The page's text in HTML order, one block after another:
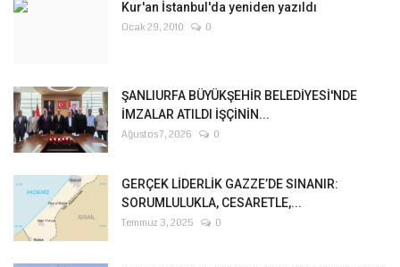
Kur'an İstanbul'da yeniden yazıldı
Ocak 29, 2010 0
ŞANLIURFA BÜYÜKŞEHİR BELEDİYESİ'NDE
İMZALAR ATILDI İŞÇİNİN...
Ağustos 7, 2026 0
GERÇEK LİDERLİK GAZZE’DE SINANIR:
SORUMLULUKLA, CESARETLE,...
Temmuz 3, 2025 0